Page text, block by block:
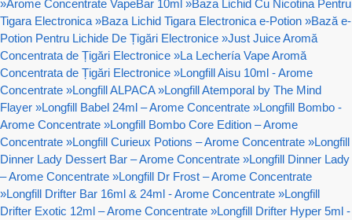
»Arome Concentrate VapeBar 10ml »Baza Lichid Cu Nicotina Pentru
Tigara Electronica »Baza Lichid Tigara Electronica e-Potion »Bază e-
Potion Pentru Lichide De Țigări Electronice »Just Juice Aromă
Concentrata de Țigări Electronice »La Lechería Vape Aromă
Concentrata de Țigări Electronice »Longfill Aisu 10ml - Arome
Concentrate »Longfill ALPACA »Longfill Atemporal by The Mind
Flayer »Longfill Babel 24ml – Arome Concentrate »Longfill Bombo -
Arome Concentrate »Longfill Bombo Core Edition – Arome
Concentrate »Longfill Curieux Potions – Arome Concentrate »Longfill
Dinner Lady Dessert Bar – Arome Concentrate »Longfill Dinner Lady
– Arome Concentrate »Longfill Dr Frost – Arome Concentrate
»Longfill Drifter Bar 16ml & 24ml - Arome Concentrate »Longfill
Drifter Exotic 12ml – Arome Concentrate »Longfill Drifter Hyper 5ml -